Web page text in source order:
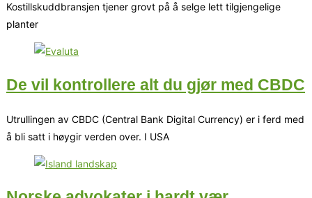
Kostillskuddbransjen tjener grovt på å selge lett tilgjengelige
planter
De vil kontrollere alt du gjør med CBDC
Utrullingen av CBDC (Central Bank Digital Currency) er i ferd med
å bli satt i høygir verden over. I USA